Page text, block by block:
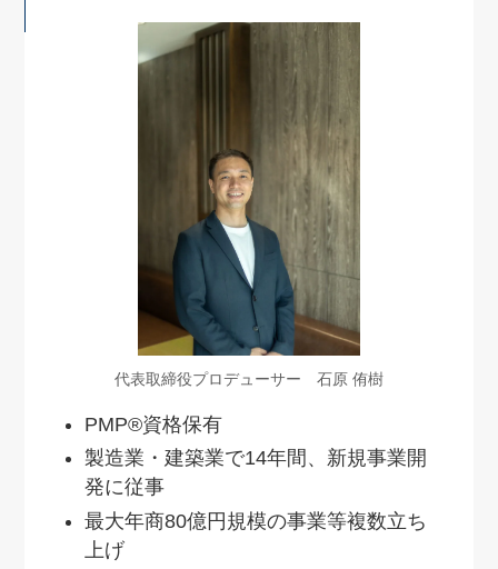
代表取締役プロデューサー 石原 侑樹
PMP®資格保有
製造業・建築業で14年間、新規事業開
発に従事
最大年商80億円規模の事業等複数立ち
上げ